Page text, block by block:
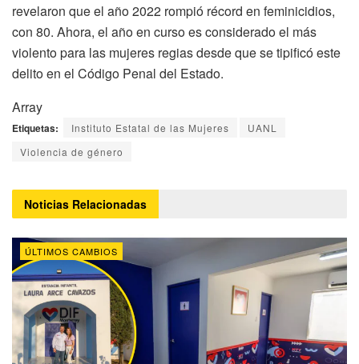
revelaron que el año 2022 rompió récord en feminicidios,
con 80. Ahora, el año en curso es considerado el más
violento para las mujeres regias desde que se tipificó este
delito en el Código Penal del Estado.
Array
Etiquetas: Instituto Estatal de las Mujeres
UANL
Violencia de género
Noticias Relacionadas
ÚLTIMOS CAMBIOS